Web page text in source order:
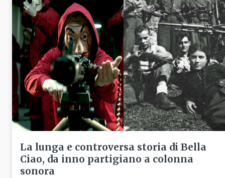
La lunga e controversa storia di Bella
Ciao, da inno partigiano a colonna
sonora